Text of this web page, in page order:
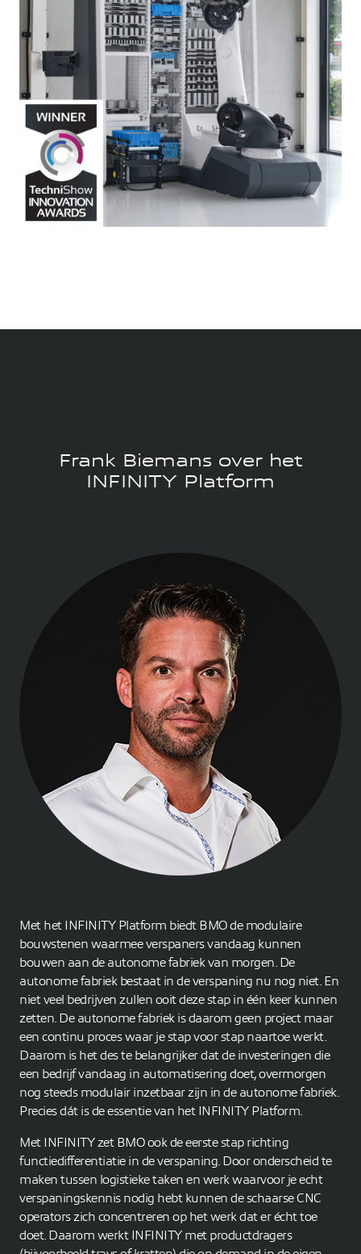
Frank Biemans over het
INFINITY Platform
Met het INFINITY Platform biedt BMO de modulaire
bouwstenen waarmee verspaners vandaag kunnen
bouwen aan de autonome fabriek van morgen. De
autonome fabriek bestaat in de verspaning nu nog niet. En
niet veel bedrijven zullen ooit deze stap in één keer kunnen
zetten. De autonome fabriek is daarom geen project maar
een continu proces waar je stap voor stap naartoe werkt.
Daarom is het des te belangrijker dat de investeringen die
een bedrijf vandaag in automatisering doet, overmorgen
nog steeds modulair inzetbaar zijn in de autonome fabriek.
Precies dát is de essentie van het INFINITY Platform.
Met INFINITY zet BMO ook de eerste stap richting
functiedifferentiatie in de verspaning. Door onderscheid te
maken tussen logistieke taken en werk waarvoor je echt
verspaningskennis nodig hebt kunnen de schaarse CNC
operators zich concentreren op het werk dat er écht toe
doet. Daarom werkt INFINITY met productdragers